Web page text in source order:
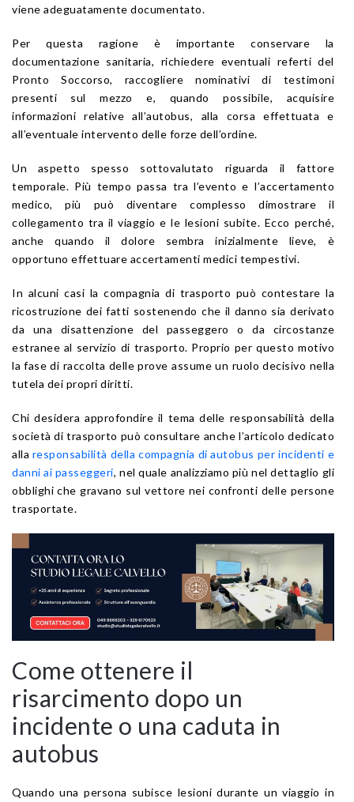
viene adeguatamente documentato.
Per questa ragione è importante conservare la
documentazione sanitaria, richiedere eventuali referti del
Pronto Soccorso, raccogliere nominativi di testimoni
presenti sul mezzo e, quando possibile, acquisire
informazioni relative all’autobus, alla corsa effettuata e
all’eventuale intervento delle forze dell’ordine.
Un aspetto spesso sottovalutato riguarda il fattore
temporale. Più tempo passa tra l’evento e l’accertamento
medico, più può diventare complesso dimostrare il
collegamento tra il viaggio e le lesioni subite. Ecco perché,
anche quando il dolore sembra inizialmente lieve, è
opportuno effettuare accertamenti medici tempestivi.
In alcuni casi la compagnia di trasporto può contestare la
ricostruzione dei fatti sostenendo che il danno sia derivato
da una disattenzione del passeggero o da circostanze
estranee al servizio di trasporto. Proprio per questo motivo
la fase di raccolta delle prove assume un ruolo decisivo nella
tutela dei propri diritti.
Chi desidera approfondire il tema delle responsabilità della
società di trasporto può consultare anche l’articolo dedicato
alla responsabilità della compagnia di autobus per incidenti e
danni ai passeggeri, nel quale analizziamo più nel dettaglio gli
obblighi che gravano sul vettore nei confronti delle persone
trasportate.
Come ottenere il
risarcimento dopo un
incidente o una caduta in
autobus
Quando una persona subisce lesioni durante un viaggio in